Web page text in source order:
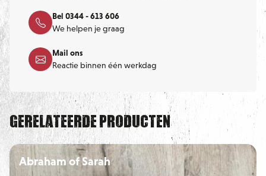
Bel 0344 - 613 606
We helpen je graag
Mail ons
Reactie binnen één werkdag
Gerelateerde producten
Abraham of Sarah